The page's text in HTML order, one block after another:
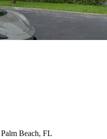
Beach, FL